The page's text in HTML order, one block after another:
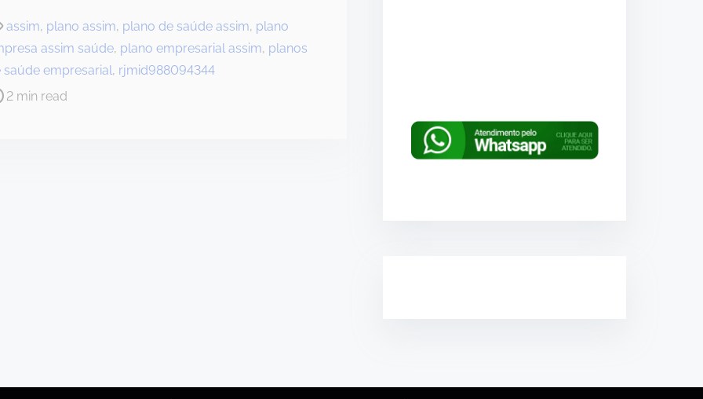
assim, plano assim, plano de saúde assim, plano
assim saúde, plano empresarial assim, planos
saúde empresarial, rjmid988094344
2 min read